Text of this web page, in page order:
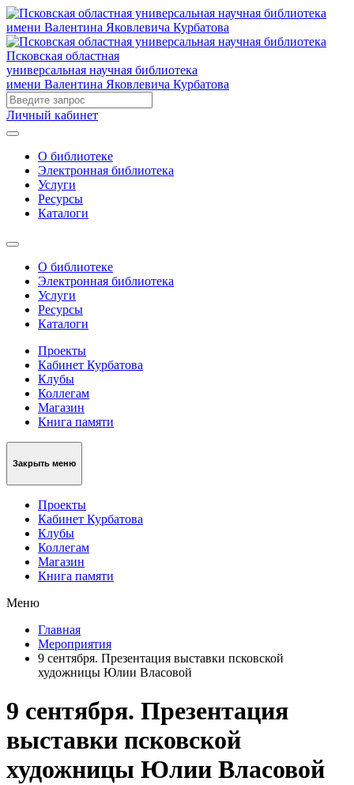
Псковская областная
универсальная научная библиотека
имени Валентина Яковлевича Курбатова
Личный кабинет
О библиотеке
Электронная библиотека
Услуги
Ресурсы
Каталоги
О библиотеке
Электронная библиотека
Услуги
Ресурсы
Каталоги
Проекты
Кабинет Курбатова
Клубы
Коллегам
Магазин
Книга памяти
Закрыть меню
Проекты
Кабинет Курбатова
Клубы
Коллегам
Магазин
Книга памяти
Меню
Главная
Мероприятия
9 сентября. Презентация выставки псковской
художницы Юлии Власовой
9 сентября. Презентация
выставки псковской
художницы Юлии Власовой